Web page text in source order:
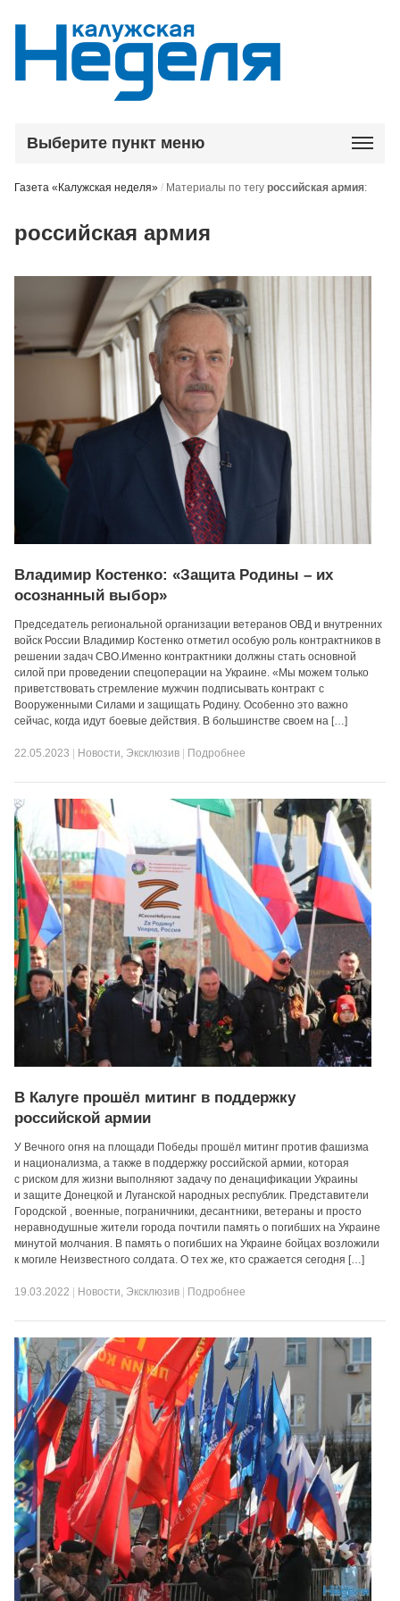
Выберите пункт меню
Газета «Калужская неделя» / Материалы по тегуроссийская армия:
российская армия
Владимир Костенко: «Защита Родины – их
осознанный выбор»
Председатель региональной организации ветеранов ОВД и внутренних
войск России Владимир Костенко отметил особую роль контрактников в
решении задач СВО.Именно контрактники должны стать основной
силой при проведении спецоперации на Украине. «Мы можем только
приветствовать стремление мужчин подписывать контракт с
Вооруженными Силами и защищать Родину. Особенно это важно
сейчас, когда идут боевые действия. В большинстве своем на […]
22.05.2023 Новости, Эксклюзив Подробнее
В Калуге прошёл митинг в поддержку
российской армии
У Вечного огня на площади Победы прошёл митинг против фашизма
и национализма, а также в поддержку российской армии, которая
с риском для жизни выполняют задачу по денацификации Украины
и защите Донецкой и Луганской народных республик. Представители
Городской , военные, пограничники, десантники, ветераны и просто
неравнодушные жители города почтили память о погибших на Украине
минутой молчания. В память о погибших на Украине бойцах возложили
к могиле Неизвестного солдата. О тех же, кто сражается сегодня […]
19.03.2022 Новости, Эксклюзив Подробнее